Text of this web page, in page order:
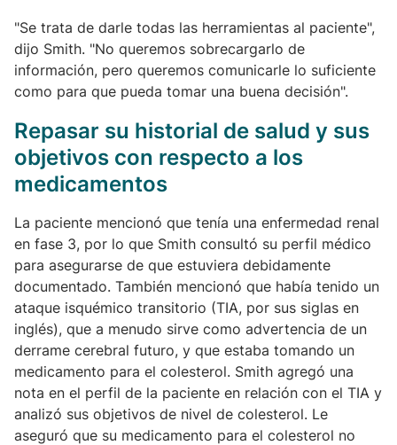
"Se trata de darle todas las herramientas al paciente",
dijo Smith. "No queremos sobrecargarlo de
información, pero queremos comunicarle lo suficiente
como para que pueda tomar una buena decisión".
Repasar su historial de salud y sus
objetivos con respecto a los
medicamentos
La paciente mencionó que tenía una enfermedad renal
en fase 3, por lo que Smith consultó su perfil médico
para asegurarse de que estuviera debidamente
documentado. También mencionó que había tenido un
ataque isquémico transitorio (TIA, por sus siglas en
inglés), que a menudo sirve como advertencia de un
derrame cerebral futuro, y que estaba tomando un
medicamento para el colesterol. Smith agregó una
nota en el perfil de la paciente en relación con el TIA y
analizó sus objetivos de nivel de colesterol. Le
aseguró que su medicamento para el colesterol no